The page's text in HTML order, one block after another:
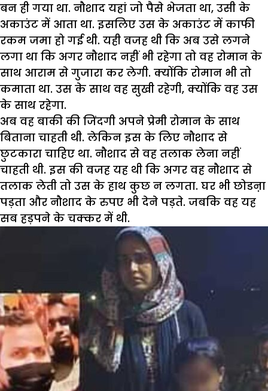
बन ही गया था. नौशाद यहां जो पैसे भेजता था, उसी के
अकाउंट में आता था. इसलिए उस के अकाउंट में काफी
रकम जमा हो गई थी. यही वजह थी कि अब उसे लगने
लगा था कि अगर नौशाद नहीं भी रहेगा तो वह रोमान के
साथ आराम से गुजारा कर लेगी. क्योंकि रोमान भी तो
कमाता था. उस के साथ वह सुखी रहेगी, क्योंकि वह उस
के साथ रहेगा.
अब वह बाकी की जिंदगी अपने प्रेमी रोमान के साथ
बिताना चाहती थी. लेकिन इस के लिए नौशाद से
छुटकारा चाहिए था. नौशाद से वह तलाक लेना नहीं
चाहती थी. इस की वजह यह थी कि अगर वह नौशाद से
तलाक लेती तो उस के हाथ कुछ न लगता. घर भी छोडऩा
पड़ता और नौशाद के रुपए भी देने पड़ते. जबकि वह यह
सब हड़पने के चक्कर में थी.